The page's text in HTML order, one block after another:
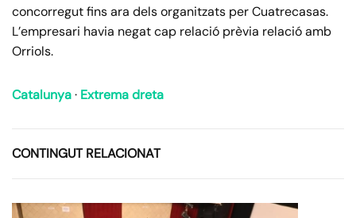
concorregut fins ara dels organitzats per Cuatrecasas.
L’empresari havia negat cap relació prèvia relació amb
Orriols.
Catalunya· Extrema dreta
CONTINGUT RELACIONAT